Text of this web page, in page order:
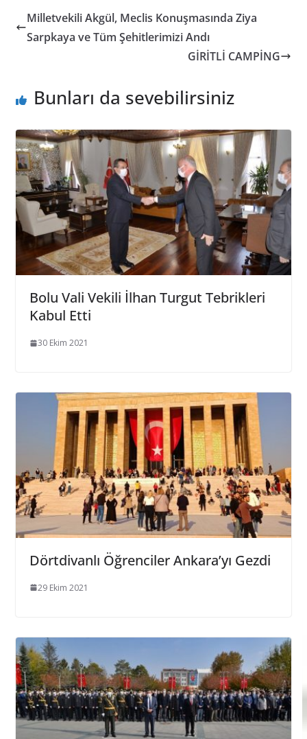
Milletvekili Akgül, Meclis Konuşmasında Ziya
Sarpkaya ve Tüm Şehitlerimizi Andı
GİRİTLİ CAMPİNG
Bunları da sevebilirsiniz
Bolu Vali Vekili İlhan Turgut Tebrikleri
Kabul Etti
30 Ekim 2021
Dörtdivanlı Öğrenciler Ankara’yı Gezdi
29 Ekim 2021